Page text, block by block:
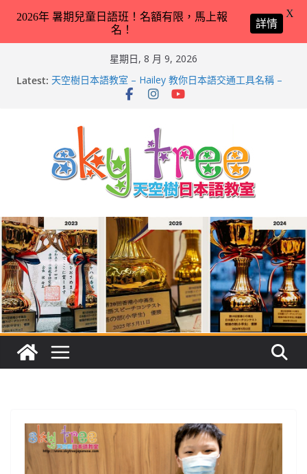
星期日, 8 月 9, 2026
Latest: 天空樹日本語教室 – Hailey 教你日本語交通工具名稱 –
2026兒童日語暑期班（適合完全未學過日語 3 － 11 歲
小朋友）！
天空樹日本語教室 – Tyler 教你動物園／水族館常見動物
名稱 – 2026-Feb-19
天空樹日本語教室 – Markus 教你動物園／水族館常見動
2026年 暑期兒童日語班！名額有限，馬上報
名！
詳情
X